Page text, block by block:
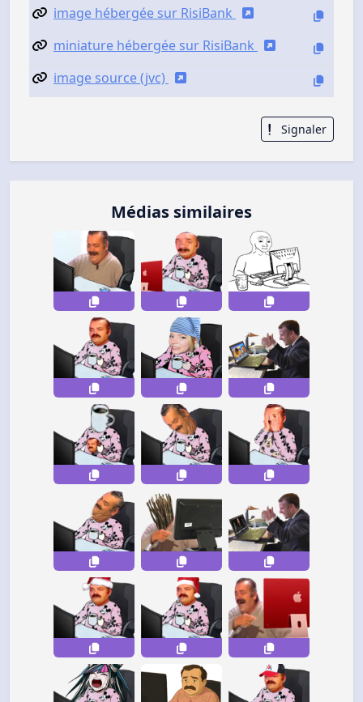
image hébergée sur RisiBank
miniature hébergée sur RisiBank
image source (jvc)
Signaler
Médias similaires